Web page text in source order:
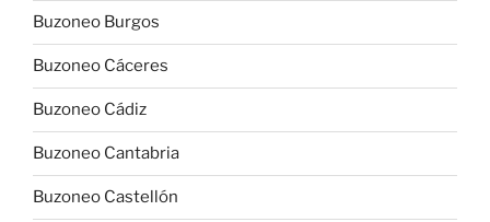
Buzoneo Burgos
Buzoneo Cáceres
Buzoneo Cádiz
Buzoneo Cantabria
Buzoneo Castellón